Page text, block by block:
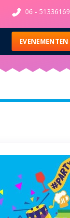
06 - 51336169
EVENEMENTEN